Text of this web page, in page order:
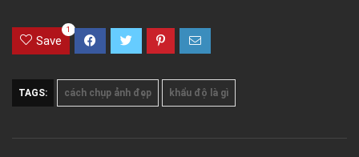
Save
1
TAGS: cách chụp ảnh đẹp khẩu độ là gì